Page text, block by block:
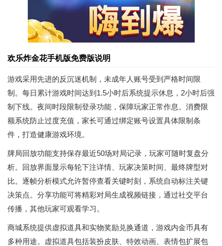
欢乐炸金花手机版免费版说明
游戏采用先进的反沉迷机制，未成年人账号受到严格时间限
制。每日累计游戏时间达到1.5小时后系统提示休息，2小时后强
制下线。夜间时段限制登录功能，保障玩家正常作息。消费限
额系统防止过度充值，家长可通过绑定账号设置具体限制条
件，打造健康游戏环境。
牌局回放功能支持保存最近50场对局记录，玩家可随时复盘分
析。回放界面显示每轮下注详情、玩家决策时间、最终牌型对
比。逐帧分析模式允许暂停查看关键时刻，系统自动标注关键
决策点。分享功能可将精彩对局生成视频链接，通过社交平台
传播，其他玩家可观看学习。
商城系统提供虚拟道具和实物奖励兑换通道，游戏内金币具有
多种用途。虚拟道具包括装扮皮肤、特效动画、表情包扩展包